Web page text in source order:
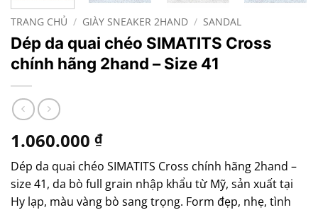
TRANG CHỦ / GIÀY SNEAKER 2HAND / SANDAL
Dép da quai chéo SIMATITS Cross
chính hãng 2hand – Size 41
1.060.000 ₫
Dép da quai chéo SIMATITS Cross chính hãng 2hand –
size 41, da bò full grain nhập khẩu từ Mỹ, sản xuất tại
Hy lạp, màu vàng bò sang trọng. Form đẹp, nhẹ, tình